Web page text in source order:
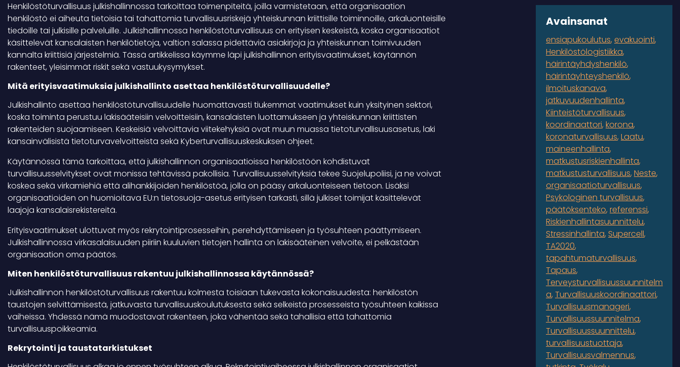
Henkilöstöturvallisuus julkishallinnossa tarkoittaa toimenpiteitä, joilla varmistetaan, että organisaation
henkilöstö ei aiheuta tietoisia tai tahattomia turvallisuusriskejä yhteiskunnan kriittisille toiminnoille, arkaluonteisille
tiedoille tai julkisille palveluille. Julkishallinnossa henkilöstöturvallisuus on erityisen keskeistä, koska organisaatiot
käsittelevät kansalaisten henkilötietoja, valtion salassa pidettäviä asiakirjoja ja yhteiskunnan toimivuuden
kannalta kriittisiä järjestelmiä. Tässä artikkelissa käymme läpi julkishallinnon erityisvaatimukset, käytännön
rakenteet, yleisimmät riskit sekä vastuukysymykset.
Mitä erityisvaatimuksia julkishallinto asettaa henkilöstöturvallisuudelle?
Julkishallinto asettaa henkilöstöturvallisuudelle huomattavasti tiukemmat vaatimukset kuin yksityinen sektori,
koska toiminta perustuu lakisääteisiin velvoitteisiin, kansalaisten luottamukseen ja yhteiskunnan kriittisten
rakenteiden suojaamiseen. Keskeisiä velvoittavia viitekehyksiä ovat muun muassa tietoturvallisuusasetus, laki
kansainvälisistä tietoturvavelvoitteista sekä Kyberturvallisuuskeskuksen ohjeet.
Käytännössä tämä tarkoittaa, että julkishallinnon organisaatioissa henkilöstöön kohdistuvat
turvallisuusselvitykset ovat monissa tehtävissä pakollisia. Turvallisuusselvityksiä tekee Suojelupoliisi, ja ne voivat
koskea sekä virkamiehiä että alihankkijoiden henkilöstöä, jolla on pääsy arkaluonteiseen tietoon. Lisäksi
organisaatioiden on huomioitava EU:n tietosuoja-asetus erityisen tarkasti, sillä julkiset toimijat käsittelevät
laajoja kansalaisrekistereitä.
Erityisvaatimukset ulottuvat myös rekrytointiprosesseihin, perehdyttämiseen ja työsuhteen päättymiseen.
Julkishallinnossa virkasalaisuuden piiriin kuuluvien tietojen hallinta on lakisääteinen velvoite, ei pelkästään
organisaation oma päätös.
Miten henkilöstöturvallisuus rakentuu julkishallinnossa käytännössä?
Julkishallinnon henkilöstöturvallisuus rakentuu kolmesta toisiaan tukevasta kokonaisuudesta: henkilöstön
taustojen selvittämisestä, jatkuvasta turvallisuuskoulutuksesta sekä selkeistä prosesseista työsuhteen kaikissa
vaiheissa. Yhdessä nämä muodostavat rakenteen, joka vähentää sekä tahallisia että tahattomia
turvallisuuspoikkeamia.
Rekrytointi ja taustatarkistukset
Avainsanat
ensiapukoulutus evakuointi
Henkilöstölogistiikka
häirintäyhdyshenkilö
häirintäyhteyshenkilö
ilmoituskanava
jatkuvuudenhallinta
Kiinteistöturvallisuus
koordinaattori korona
koronaturvallisuus Laatu
maineenhallinta
matkustusriskienhallinta
matkustusturvallisuus Neste
organisaatioturvallisuus
Psykologinen turvallisuus
päätöksenteko referenssi
Riskienhallintasuunnittelu
Stressinhallinta Supercell
TA2020
tapahtumaturvallisuus
Tapaus
Terveysturvallisuussuunnitelm
a Turvallisuuskoordinaattori
Turvallisuusmanageri
Turvallisuussuunnitelma
Turvallisuussuunnittelu
turvallisuustuottaja
Turvallisuusvalmennus